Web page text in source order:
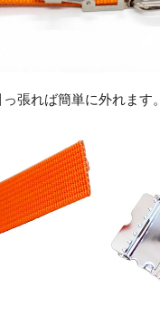
張れば簡単に外れます。